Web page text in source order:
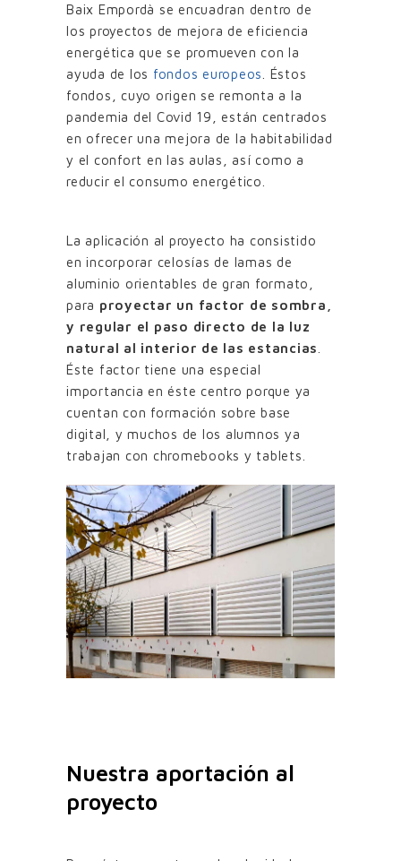
Baix Empordà se encuadran dentro de
los proyectos de mejora de eficiencia
energética que se promueven con la
ayuda de los fondos europeos
. Éstos
fondos, cuyo origen se remonta a la
pandemia del Covid 19, están centrados
en ofrecer una mejora de la habitabilidad
y el confort en las aulas, así como a
reducir el consumo energético.
La aplicación al proyecto ha consistido
en incorporar celosías de lamas de
aluminio orientables de gran formato,
para proyectar un factor de sombra,
y regular el paso directo de la luz
natural al interior de las estancias
Éste factor tiene una especial
importancia en éste centro porque ya
cuentan con formación sobre base
digital, y muchos de los alumnos ya
trabajan con chromebooks y tablets.
Nuestra aportación al
proyecto